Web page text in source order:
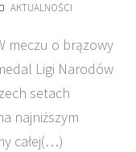
AKTUALNOŚCI
meczu o brązowy
Ligi Narodów
setach
najniższym
całej(…)